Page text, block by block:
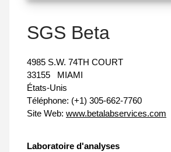
SGS Beta
4985 S.W. 74TH COURT
33155
MIAMI
États-Unis
Téléphone: (+1) 305-662-7760
Site Web: www.betalabservices.com
Laboratoire d'analyses